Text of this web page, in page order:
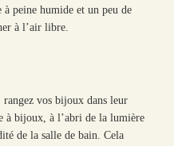
peine humide et un peu de
à l’air libre.
rangez vos bijoux dans leur
à bijoux, à l’abri de la lumière
de la salle de bain. Cela